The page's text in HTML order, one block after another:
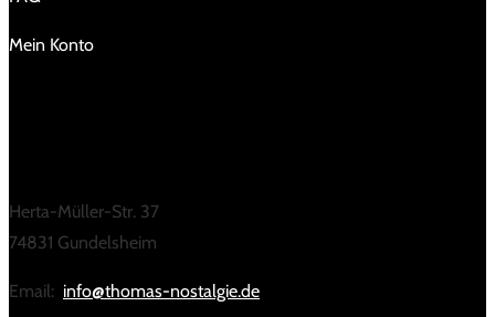
Mein Konto
Herta-Müller-Str. 37
74831 Gundelsheim
Email: info@thomas-nostalgie.de